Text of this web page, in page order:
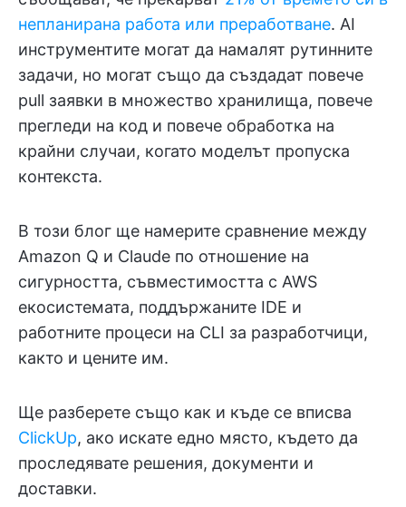
непланирана работа или преработване. AI
инструментите могат да намалят рутинните
задачи, но могат също да създадат повече
pull заявки в множество хранилища, повече
прегледи на код и повече обработка на
крайни случаи, когато моделът пропуска
контекста.
В този блог ще намерите сравнение между
Amazon Q и Claude по отношение на
сигурността, съвместимостта с AWS
екосистемата, поддържаните IDE и
работните процеси на CLI за разработчици,
както и цените им.
Ще разберете също как и къде се вписва
ClickUp, ако искате едно място, където да
проследявате решения, документи и
доставки.